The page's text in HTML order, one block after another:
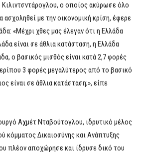
Κιλιντσντάρογλου, ο οποίος ακύρωσε όλο
ασχοληθεί με την οικονομική κρίση, έφερε
«Μέχρι χθες μας έλεγαν ότι η Ελλάδα
είναι σε άθλια κατάσταση, η Ελλάδα
ο βασικός μισθός είναι κατά 2,7 φορές
3 φορές μεγαλύτερος από το βασικό
είναι σε άθλια κατάσταση;», είπε
Αχμέτ Νταβούτογλου, ιδρυτικό μέλος
κόμματος Δικαιοσύνης και Ανάπτυξης
πλέον αποχώρησε και ίδρυσε δικό του